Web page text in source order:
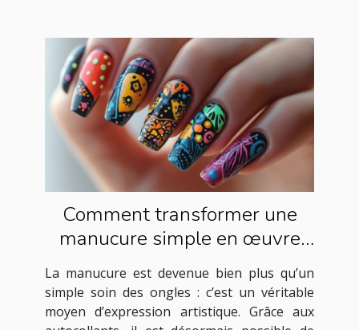
Comment transformer une
manucure simple en œuvre
d'art avec des autocollants ?
La manucure est devenue bien plus qu’un
simple soin des ongles : c’est un véritable
moyen d’expression artistique. Grâce aux